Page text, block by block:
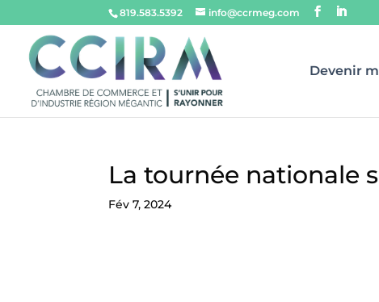
819.583.5392 info@ccrmeg.com
Devenir
La tournée nationale
Fév 7, 2024